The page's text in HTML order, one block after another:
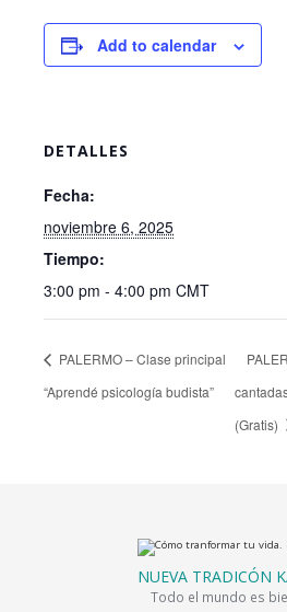
Add to calendar
DETALLES
Fecha:
noviembre 6, 2025
Tiempo:
3:00 pm - 4:00 pm CMT
PALERMO – Clase principal
“Aprendé psicología budista”
(Gratis)
NUEVA TRADICÓN
Todo el mundo es